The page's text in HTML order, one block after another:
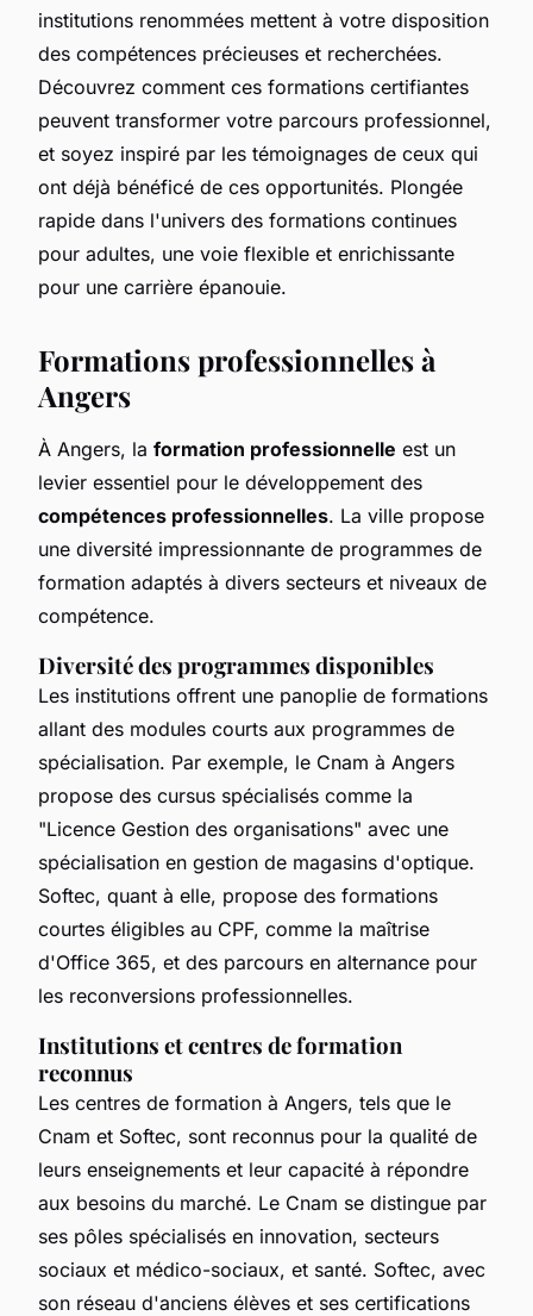
institutions renommées mettent à votre disposition
des compétences précieuses et recherchées.
Découvrez comment ces formations certifiantes
peuvent transformer votre parcours professionnel,
et soyez inspiré par les témoignages de ceux qui
ont déjà bénéficé de ces opportunités. Plongée
rapide dans l'univers des formations continues
pour adultes, une voie flexible et enrichissante
pour une carrière épanouie.
Formations professionnelles à
Angers
À Angers, la formation professionnelle est un
levier essentiel pour le développement des
compétences professionnelles. La ville propose
une diversité impressionnante de programmes de
formation adaptés à divers secteurs et niveaux de
compétence.
Diversité des programmes disponibles
Les institutions offrent une panoplie de formations
allant des modules courts aux programmes de
spécialisation. Par exemple, le Cnam à Angers
propose des cursus spécialisés comme la
"Licence Gestion des organisations" avec une
spécialisation en gestion de magasins d'optique.
Softec, quant à elle, propose des formations
courtes éligibles au CPF, comme la maîtrise
d'Office 365, et des parcours en alternance pour
les reconversions professionnelles.
Institutions et centres de formation
reconnus
Les centres de formation à Angers, tels que le
Cnam et Softec, sont reconnus pour la qualité de
leurs enseignements et leur capacité à répondre
aux besoins du marché. Le Cnam se distingue par
ses pôles spécialisés en innovation, secteurs
sociaux et médico-sociaux, et santé. Softec, avec
son réseau d'anciens élèves et ses certifications